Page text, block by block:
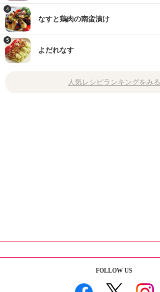
4
なすと鶏肉の南蛮漬け
5
よだれなす
人気レシピランキングをみる
FOLLOW US